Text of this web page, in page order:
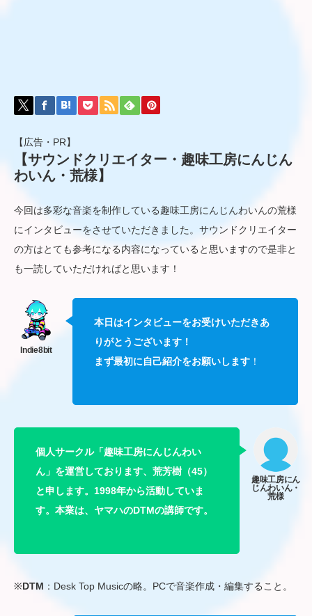
【広告・PR】
【サウンドクリエイター・趣味工房にんじん
わいん・荒様】
今回は多彩な音楽を制作している趣味工房にんじんわいんの荒様
にインタビューをさせていただきました。サウンドクリエイター
の方はとても参考になる内容になっていると思いますので是非と
も一読していただければと思います！
本日はインタビューをお受けいただきあ
りがとうございます！
まず最初に自己紹介をお願いします ！
個人サークル「趣味工房にんじんわい
ん」を運営しております、荒芳樹（45）
と申します。1998年から活動していま
す。本業は、ヤマハのDTMの講師です。
※DTM ：Desk Top Musicの略。PCで音楽作成・編集すること。